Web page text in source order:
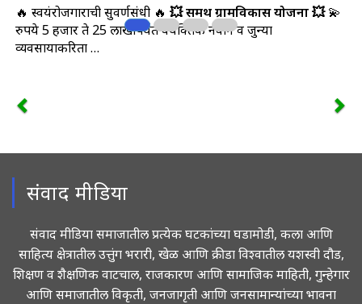
🔥 स्वयंरोजगाराची सुवर्णसंधी 🔥 💥 समर्थ ग्रामविकास योजना 💥💫
रुपये 5 हजार ते 25 लाखापर्यंत वैयक्तिक नवीन व जुन्या
व्यवसायाकरिता …
संवाद मीडिया
संवाद मीडिया समाजातील प्रत्येक घटकांच्या घडामोडी, कला आणि
साहित्य क्षेत्रातील उत्तुंग भरारी, खेळ आणि क्रीडा विश्वातील यशस्वी दौड,
शिक्षण व शैक्षणिक वाटचाल, राजकारण आणि सामाजिक माहिती, गुन्हेगार
आणि समाजातील विकृती, जनजागृती आणि जनसामान्यांच्या भावना